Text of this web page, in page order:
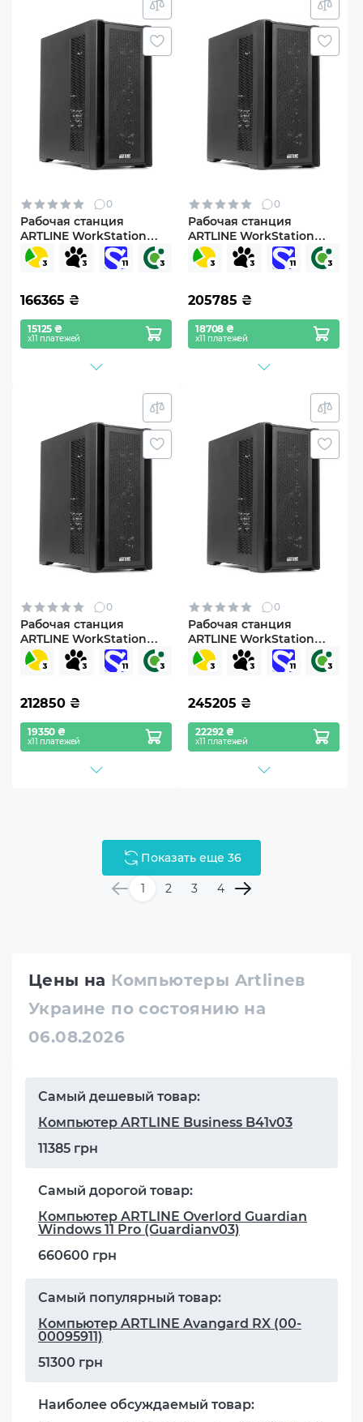
0
Рабочая станция
ARTLINE WorkStation
W96 Windows 11 Pro
(W96v163Win)
166365 ₴
15125 ₴
х11 платежей
0
Рабочая станция
ARTLINE WorkStation
W96 (W96v164)
205785 ₴
18708 ₴
х11 платежей
0
Рабочая станция
ARTLINE WorkStation
W96 Windows 11 Pro
(W96v164Win)
212850 ₴
19350 ₴
х11 платежей
0
Рабочая станция
ARTLINE WorkStation
W96 Windows 11 Pro
(W96v165Win)
245205 ₴
22292 ₴
х11 платежей
Показать еще 36
1 2 3 4
Цены на Компьютеры Artlineв
Украине по состоянию на
06.08.2026
Самый дешевый товар:
Компьютер ARTLINE Business B41v03
11385 грн
Самый дорогой товар:
Компьютер ARTLINE Overlord Guardian
Windows 11 Pro (Guardianv03)
660600 грн
Самый популярный товар:
Компьютер ARTLINE Avangard RX (00-
00095911)
51300 грн
Наиболее обсуждаемый товар: